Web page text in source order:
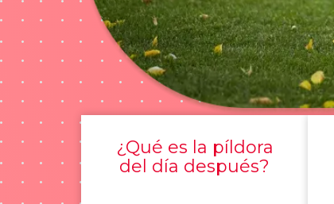
¿Qué es la píldora
del día después?